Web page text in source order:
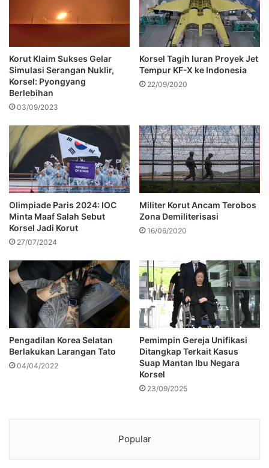
Korut Klaim Sukses Gelar
Simulasi Serangan Nuklir,
Korsel: Pyongyang
Berlebihan
03/09/2023
Korsel Tagih Iuran Proyek Jet
Tempur KF-X ke Indonesia
22/09/2020
Olimpiade Paris 2024: IOC
Minta Maaf Salah Sebut
Korsel Jadi Korut
27/07/2024
Militer Korut Ancam Terobos
Zona Demiliterisasi
16/06/2020
Pengadilan Korea Selatan
Berlakukan Larangan Tato
04/04/2022
Pemimpin Gereja Unifikasi
Ditangkap Terkait Kasus
Suap Mantan Ibu Negara
Korsel
23/09/2025
Popular